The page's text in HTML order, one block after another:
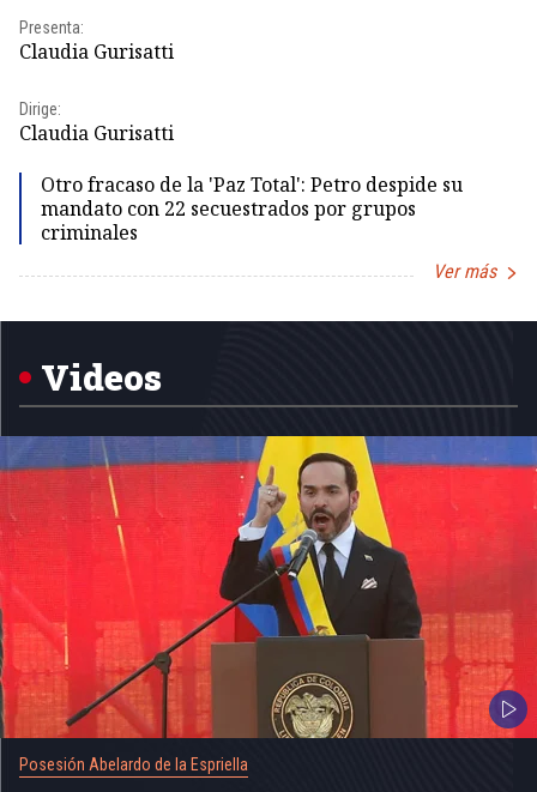
Presenta:
Claudia Gurisatti
Dirige:
Claudia Gurisatti
Otro fracaso de la 'Paz Total': Petro despide su
mandato con 22 secuestrados por grupos
criminales
Ver más
1
Videos
Posesión Abelardo de la Espriella